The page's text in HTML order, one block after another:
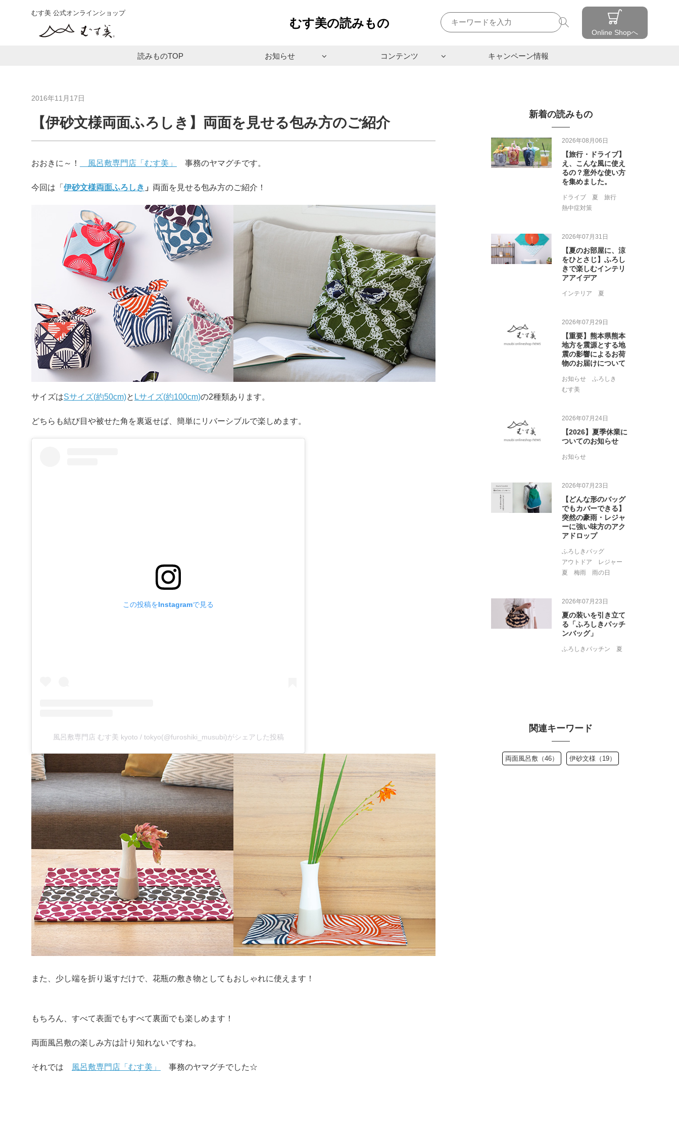
むす美 公式オンラインショップ
むす美の読みもの
Online Shopへ
検索
読みものTOP お知らせ コンテンツ キャンペーン情報
2016年11月17日
【伊砂文様両面ふろしき】両面を見せる包み方のご紹介
おおきに～！ 風呂敷専門店「むす美」 事務のヤマグチです。
今回は「 伊砂文様両面ふろしき 」 両面を見せる包み方のご紹介！
サイズはSサイズ(約50cm)と Lサイズ(約100cm)の2種類あります。
どちらも結び目や被せた角を裏返せば、簡単にリバーシブルで楽しめます。
この投稿をInstagramで見る
風呂敷専門店 むす美 kyoto / tokyo(@furoshiki_musubi)がシェアした投稿
また、少し端を折り返すだけで、花瓶の敷き物としてもおしゃれに使えます！
もちろん、すべて表面でもすべて裏面でも楽しめます！
両面風呂敷の楽しみ方は計り知れないですね。
それでは 風呂敷専門店「むす美」 事務のヤマグチでした☆
関連キーワード
両面風呂敷（46） 伊砂文様（19）
新着の読みもの
2026年08月06日
【旅行・ドライブ】
え、こんな風に使え
るの？意外な使い方
を集めました。
ドライブ 夏
旅行
熱中症対策
2026年07月31日
【夏のお部屋に、涼
をひとさじ】ふろし
きで楽しむインテリ
アアイデア
インテリア 夏
2026年07月29日
【重要】熊本県熊本
地方を震源とする地
震の影響によるお荷
物のお届けについて
お知らせ
ふろしき
むす美
2026年07月24日
【2026】夏季休業に
ついてのお知らせ
お知らせ
2026年07月23日
【どんな形のバッグ
でもカバーできる】
突然の豪雨・レジャ
ーに強い味方のアク
アドロップ
ふろしきバッグ
アウトドア
レジャー
夏
梅雨 雨の日
2026年07月23日
夏の装いを引き立て
る「ふろしきパッチ
ンバッグ」
ふろしきパッチン 夏